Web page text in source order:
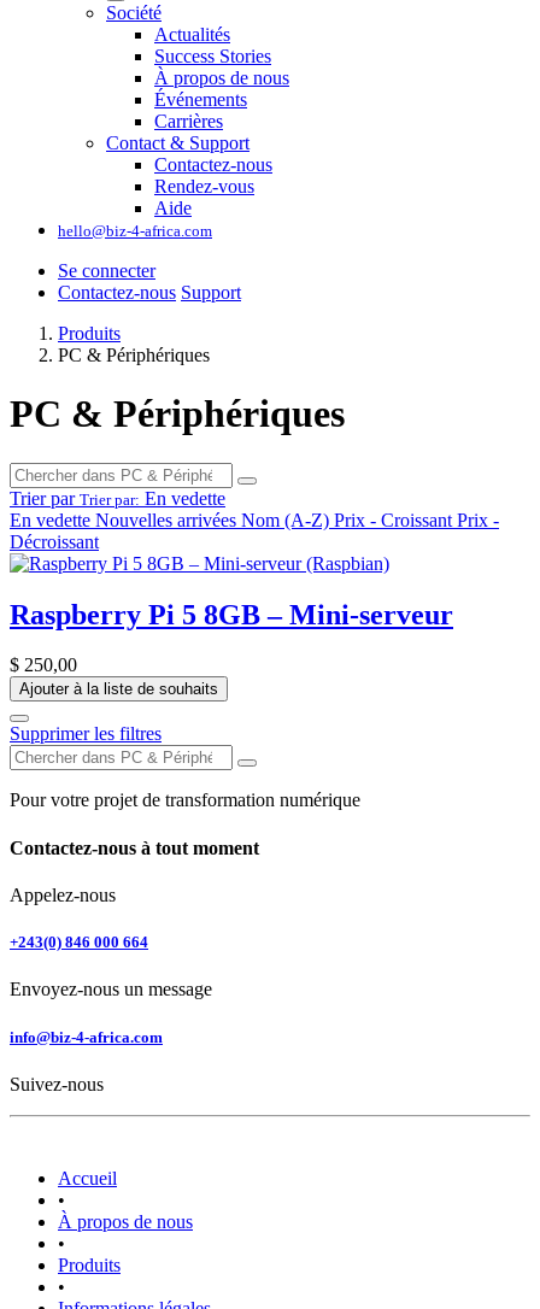
Société
Actualités
Success Stories
À propos de nous
Événements
Carrières
Contact & Support
Contactez-nous
Rendez-vous
Aide
hello@biz-4-africa.com
Se connecter
Contactez-nous Support
Produits
PC & Périphériques
PC & Périphériques
Trier par Trier par: En vedette
En vedette Nouvelles arrivées Nom (A-Z) Prix - Croissant Prix -
Décroissant
Raspberry Pi 5 8GB – Mini-serveur
$ 250,00
Ajouter à la liste de souhaits
Supprimer les filtres
Pour votre projet de transformation numérique
Contactez-nous à tout moment
Appelez-nous
+243(0) 846 000 664
Envoyez-nous un message
info@biz-4-africa.com
Suivez-nous
Accueil
•
À propos de nous
•
Produits
•